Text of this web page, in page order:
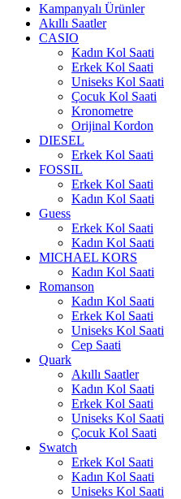
Kampanyalı Ürünler
Akıllı Saatler
CASIO
Kadın Kol Saati
Erkek Kol Saati
Uniseks Kol Saati
Çocuk Kol Saati
Kronometre
Orijinal Kordon
DIESEL
Erkek Kol Saati
FOSSIL
Erkek Kol Saati
Kadın Kol Saati
Guess
Erkek Kol Saati
Kadın Kol Saati
MICHAEL KORS
Kadın Kol Saati
Romanson
Kadın Kol Saati
Erkek Kol Saati
Uniseks Kol Saati
Cep Saati
Quark
Akıllı Saatler
Kadın Kol Saati
Erkek Kol Saati
Uniseks Kol Saati
Çocuk Kol Saati
Swatch
Erkek Kol Saati
Kadın Kol Saati
Uniseks Kol Saati